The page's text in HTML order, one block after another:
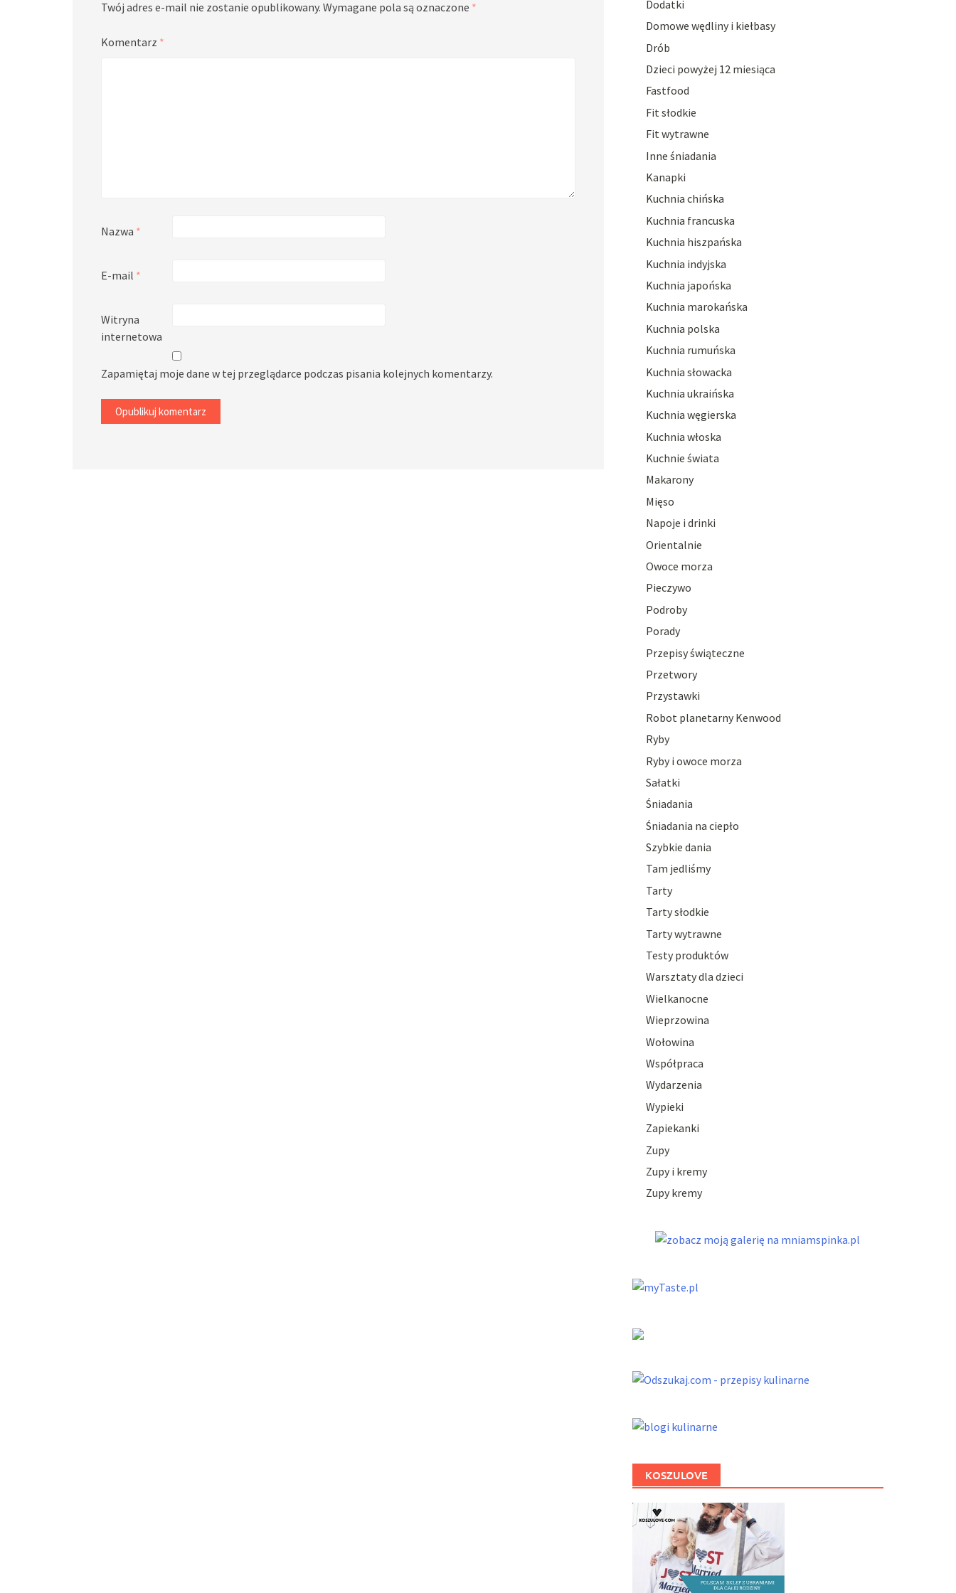
Twój adres e-mail nie zostanie opublikowany. Wymagane pola są oznaczone *
Komentarz *
Nazwa *
E-mail *
Witryna
internetowa
Zapamiętaj moje dane w tej przeglądarce podczas pisania kolejnych komentarzy.
Dodatki
Domowe wędliny i kiełbasy
Drób
Dzieci powyżej 12 miesiąca
Fastfood
Fit słodkie
Fit wytrawne
Inne śniadania
Kanapki
Kuchnia chińska
Kuchnia francuska
Kuchnia hiszpańska
Kuchnia indyjska
Kuchnia japońska
Kuchnia marokańska
Kuchnia polska
Kuchnia rumuńska
Kuchnia słowacka
Kuchnia ukraińska
Kuchnia węgierska
Kuchnia włoska
Kuchnie świata
Makarony
Mięso
Napoje i drinki
Orientalnie
Owoce morza
Pieczywo
Podroby
Porady
Przepisy świąteczne
Przetwory
Przystawki
Robot planetarny Kenwood
Ryby
Ryby i owoce morza
Sałatki
Śniadania
Śniadania na ciepło
Szybkie dania
Tam jedliśmy
Tarty
Tarty słodkie
Tarty wytrawne
Testy produktów
Warsztaty dla dzieci
Wielkanocne
Wieprzowina
Wołowina
Współpraca
Wydarzenia
Wypieki
Zapiekanki
Zupy
Zupy i kremy
Zupy kremy
KOSZULOVE